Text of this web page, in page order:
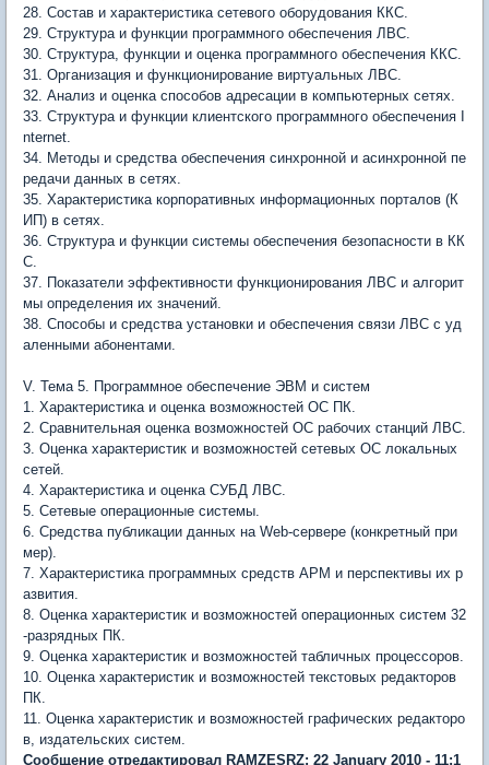
28. Состав и характеристика сетевого оборудования ККС.
29. Структура и функции программного обеспечения ЛВС.
30. Структура, функции и оценка программного обеспечения ККС.
31. Организация и функционирование виртуальных ЛВС.
32. Анализ и оценка способов адресации в компьютерных сетях.
33. Структура и функции клиентского программного обеспечения I
nternet.
34. Методы и средства обеспечения синхронной и асинхронной пе
редачи данных в сетях.
35. Характеристика корпоративных информационных порталов (К
ИП) в сетях.
36. Структура и функции системы обеспечения безопасности в КК
С.
37. Показатели эффективности функционирования ЛВС и алгорит
мы определения их значений.
38. Способы и средства установки и обеспечения связи ЛВС с уд
аленными абонентами.
V. Тема 5. Программное обеспечение ЭВМ и систем
1. Характеристика и оценка возможностей ОС ПК.
2. Сравнительная оценка возможностей ОС рабочих станций ЛВС.
3. Оценка характеристик и возможностей сетевых ОС локальных
сетей.
4. Характеристика и оценка СУБД ЛВС.
5. Сетевые операционные системы.
6. Средства публикации данных на Web-сервере (конкретный при
мер).
7. Характеристика программных средств АРМ и перспективы их р
азвития.
8. Оценка характеристик и возможностей операционных систем 32
-разрядных ПК.
9. Оценка характеристик и возможностей табличных процессоров.
10. Оценка характеристик и возможностей текстовых редакторов
ПК.
11. Оценка характеристик и возможностей графических редакторо
в, издательских систем.
Сообщение отредактировал RAMZESRZ: 22 January 2010 - 11:1